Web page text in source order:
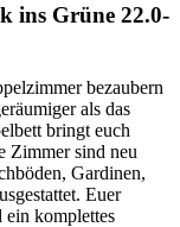
ins Grüne 22.0-
bezaubern
als das
bringt euch
Zimmer sind neu
Gardinen,
Euer
ein komplettes